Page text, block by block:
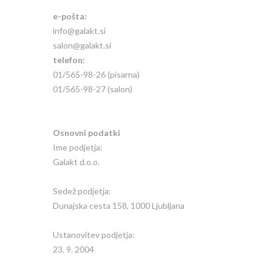
e-pošta:
info@galakt.si
salon@galakt.si
telefon:
01/565-98-26 (pisarna)
01/565-98-27 (salon)
Osnovni podatki
Ime podjetja:
Galakt d.o.o.
Sedež podjetja:
Dunajska cesta 158, 1000 Ljubljana
Ustanovitev podjetja:
23. 9. 2004